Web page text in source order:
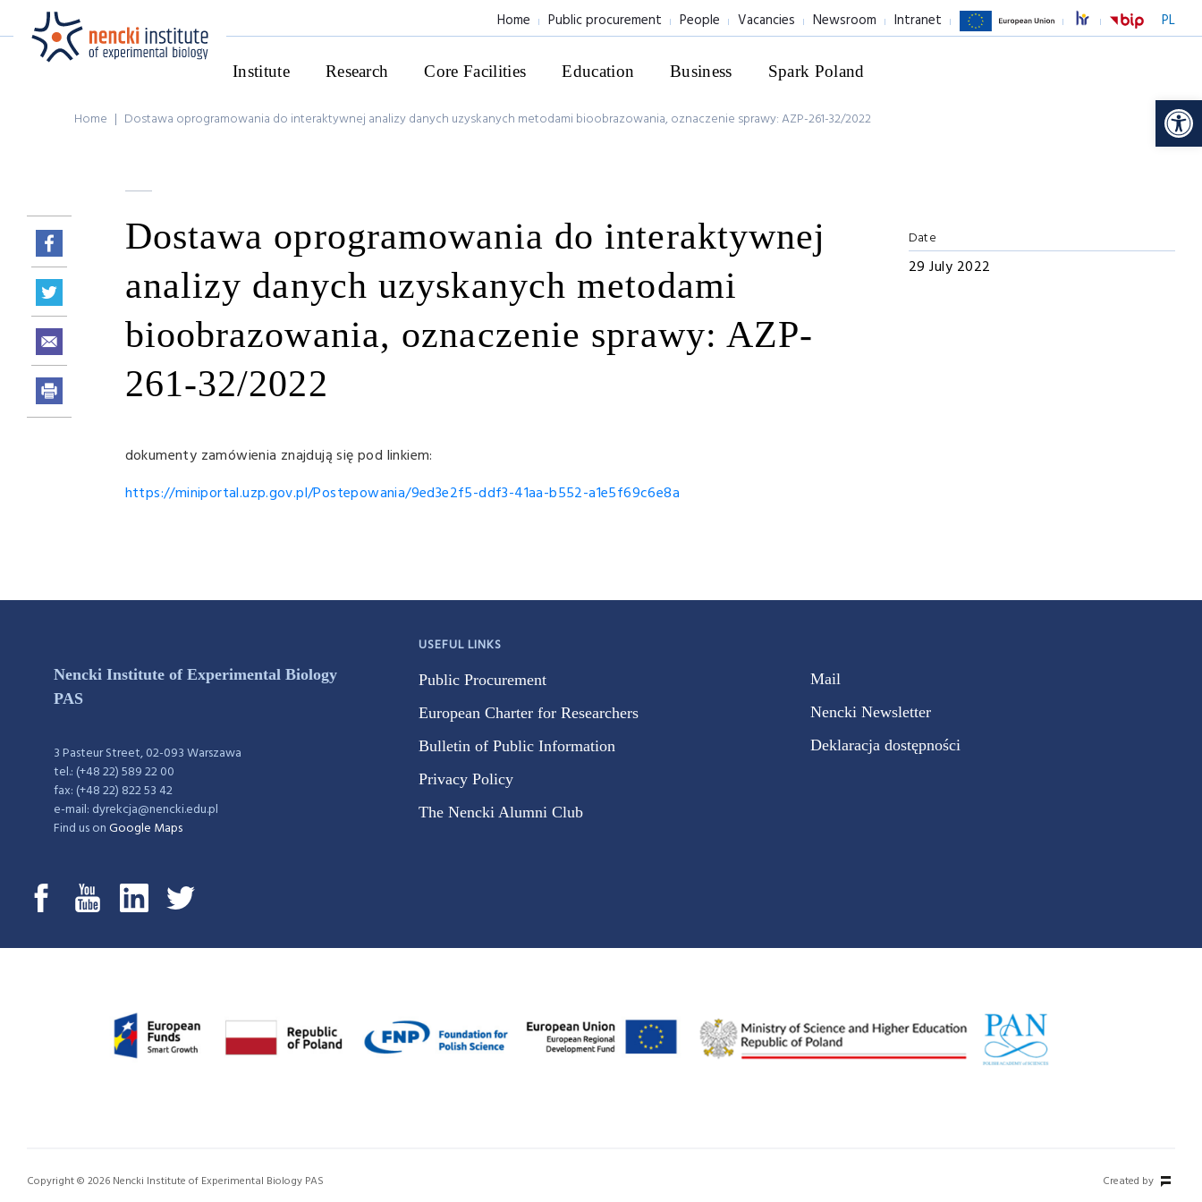
PL
Home Public procurement People Vacancies Newsroom Intranet
Institute Research Core Facilities Education Business Spark Poland
Home | Dostawa oprogramowania do interaktywnej analizy danych uzyskanych metodami bioobrazowania, oznaczenie sprawy: AZP-261-32/2022
Dostawa oprogramowania do interaktywnej
analizy danych uzyskanych metodami
bioobrazowania, oznaczenie sprawy: AZP-
261-32/2022
dokumenty zamówienia znajdują się pod linkiem:
https://miniportal.uzp.gov.pl/Postepowania/9ed3e2f5-ddf3-41aa-b552-a1e5f69c6e8a
Date
29 July 2022
Nencki Institute of Experimental Biology
PAS
3 Pasteur Street, 02-093 Warszawa
tel.: (+48 22) 589 22 00
fax: (+48 22) 822 53 42
e-mail: dyrekcja@nencki.edu.pl
Find us onGoogle Maps
USEFUL LINKS
Public Procurement
European Charter for Researchers
Bulletin of Public Information
Privacy Policy
The Nencki Alumni Club
Mail
Nencki Newsletter
Deklaracja dostępności
Copyright © 2026 Nencki Institute of Experimental Biology PAS Created by